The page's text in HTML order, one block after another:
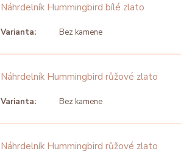
Náhrdelník Hummingbird bílé zlato
Varianta: Bez kamene
Náhrdelník Hummingbird růžové zlato
Varianta: Bez kamene
Náhrdelník Hummingbird růžové zlato